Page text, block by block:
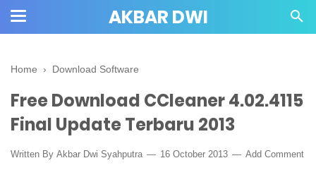
AKBAR DWI
Home › Download Software
Free Download CCleaner 4.02.4115
Final Update Terbaru 2013
Written By Akbar Dwi Syahputra 16 October 2013 Add Comment